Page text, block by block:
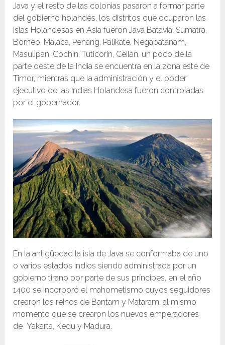
Java y el resto de las colonias pasaron a formar parte
del gobierno holandés, los distritos que ocuparon las
islas Holandesas en Asia fueron Java Batavia, Sumatra,
Borneo, Malaca, Penang, Palikate, Negapatanam,
Masulipan, Cochin, Tuticorin, Ceilán, un poco de la
parte oeste de la India se encuentra en la zona este de
Timor, mientras que la administración y el poder
ejecutivo de las Indias Holandesa fueron controladas
por el gobernador.
En la antigüedad la isla de Java se conformaba de uno
o varios estados indios siendo administrada por un
gobierno tirano por parte de sus príncipes, en el año
1400 se incorporó el mahometismo cuyos seguidores
crearon los reinos de Bantam y Mataram, al mismo
momento que se crearon los nuevos emperadores
de Yakarta, Kedu y Madura.